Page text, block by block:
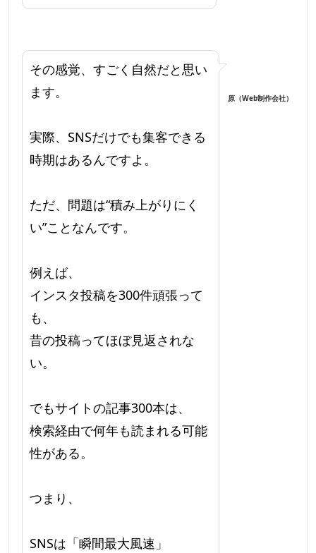
その感覚、すごく自然だと思い
ます。
実際、SNSだけでも集客できる
時期はあるんですよ。
ただ、問題は“積み上がりにく
い”ことなんです。
例えば、
インスタ投稿を300件頑張って
も、
昔の投稿ってほぼ見返されな
い。
でもサイトの記事300本は、
検索経由で何年も読まれる可能
性がある。
つまり、
SNSは「瞬間最大風速」
原（Web制作会社）